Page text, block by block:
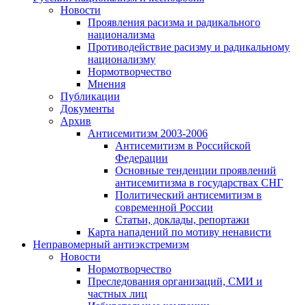
Новости
Проявления расизма и радикального
национализма
Противодействие расизму и радикальному
национализму
Нормотворчество
Мнения
Публикации
Документы
Архив
Антисемитизм 2003-2006
Антисемитизм в Российской
Федерации
Основные тенденции проявлений
антисемитизма в государствах СНГ
Политический антисемитизм в
современной России
Статьи, доклады, репортажи
Карта нападений по мотиву ненависти
Неправомерный антиэкстремизм
Новости
Нормотворчество
Преследования организаций, СМИ и
частных лиц